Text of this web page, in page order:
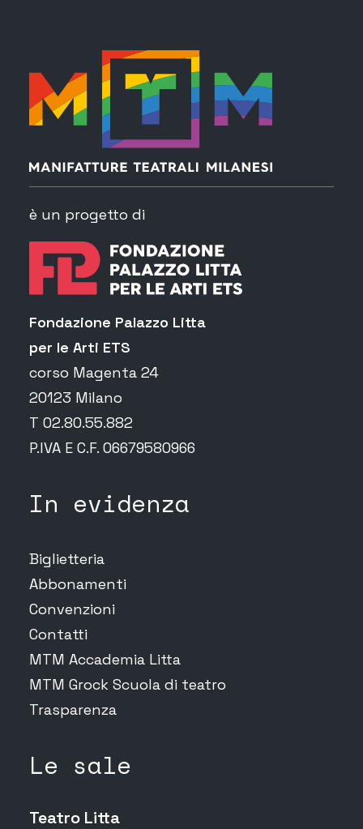
è un progetto di
Fondazione Palazzo Litta
per le Arti ETS
corso Magenta 24
20123 Milano
T 02.80.55.882
P.IVA E C.F. 06679580966
In evidenza
Biglietteria
Abbonamenti
Convenzioni
Contatti
MTM Accademia Litta
MTM Grock Scuola di teatro
Trasparenza
Le sale
Teatro Litta